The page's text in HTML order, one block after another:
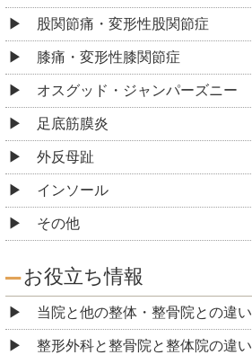
股関節痛・変形性股関節症
膝痛・変形性膝関節症
オスグッド・ジャンパーズニー
足底筋膜炎
外反母趾
インソール
その他
お役立ち情報
当院と他の整体・整骨院との違い
整形外科と整骨院と整体院の違い